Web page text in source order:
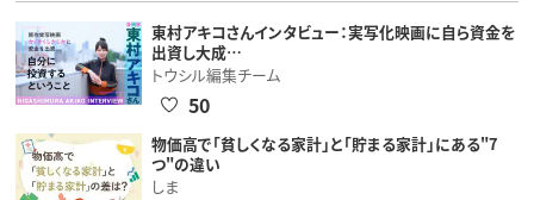
東村アキコさんインタビュー：実写化映画に自ら資金を
出資し大成…
トウシル編集チーム
50
物価高で「貧しくなる家計」と「貯まる家計」にある"7
つ"の違い
しま